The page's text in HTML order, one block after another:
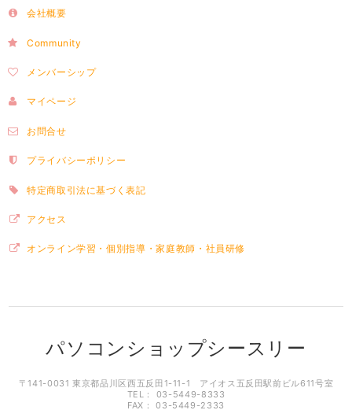
会社概要
Community
メンバーシップ
マイページ
お問合せ
プライバシーポリシー
特定商取引法に基づく表記
アクセス
オンライン学習・個別指導・家庭教師・社員研修
パソコンショップシースリー
〒141-0031 東京都品川区西五反田1-11-1 アイオス五反田駅前ビル611号室
TEL： 03-5449-8333
FAX： 03-5449-2333